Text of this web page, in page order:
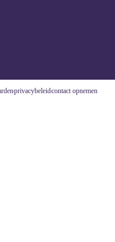
privacybeleidcontact opnemen